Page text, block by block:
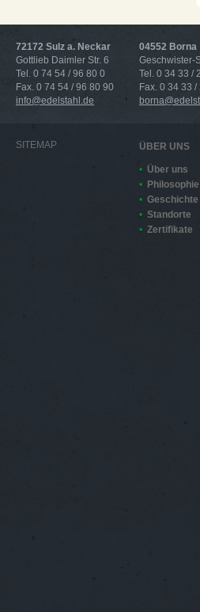
72172 Sulz a. Neckar
Gottlieb Daimler Str. 6
Tel. 0 74 54 / 96 80 0
Fax. 0 74 54 / 96 80 90
info@edelstahl.de
04552 Borna
Geschwister-
Tel. 0 34 33 /
Fax. 0 34 33
SITEMAP ÜBER UNS
Über uns
Philosophie
Geschichte
Standorte
Zertifikate